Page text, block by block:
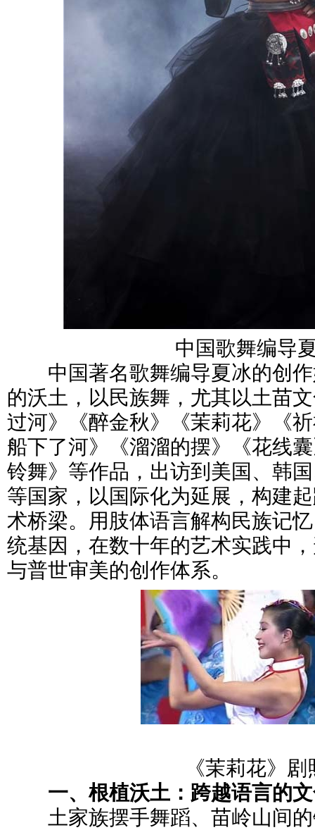
中国歌舞编导
中国著名歌舞编导夏冰的创作
的沃土，以民族舞，尤其以土苗
过河》《醉金秋》《茉莉花》《
船下了河》《溜溜的摆》《花线
铃舞》等作品，出访到美国、韩
等国家，以国际化为延展，构建
术桥梁。用肢体语言解构民族记
统基因，在数十年的艺术实践中
与普世审美的创作体系。
《茉莉花》剧
一、根植沃土：跨越语言的文
土家族摆手舞蹈、苗岭山间的